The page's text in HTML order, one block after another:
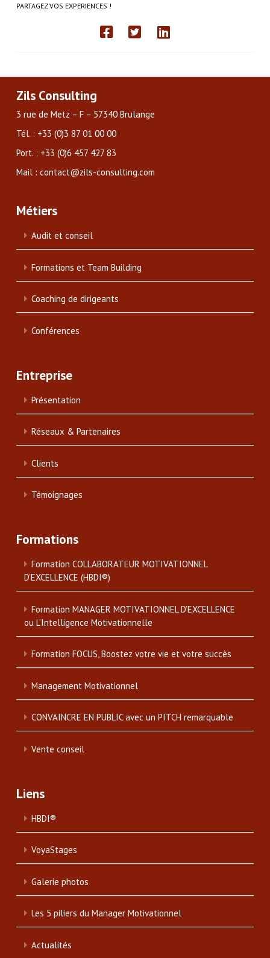
PARTAGEZ VOS EXPERIENCES !
Zils Consulting
3 rue de Metz – F – 57340 Brulange
Tél. : +33 (0)3 87 01 00 00
Port. : +33 (0)6 457 427 83
Mail : contact@zils-consulting.com
Métiers
Audit et conseil
Formations et Team Building
Coaching de dirigeants
Conférences
Entreprise
Présentation
Réseaux & Partenaires
Clients
Témoignages
Formations
Formation COLLABORATEUR MOTIVATIONNEL
D’EXCELLENCE (HBDI®)
Formation MANAGER MOTIVATIONNEL D’EXCELLENCE
ou L’Intelligence Motivationnelle
Formation FOCUS, Boostez votre vie et votre succès
Management Motivationnel
CONVAINCRE EN PUBLIC avec un PITCH remarquable
Vente conseil
Liens
HBDI®
VoyaStages
Galerie photos
Les 5 piliers du Manager Motivationnel
Actualités